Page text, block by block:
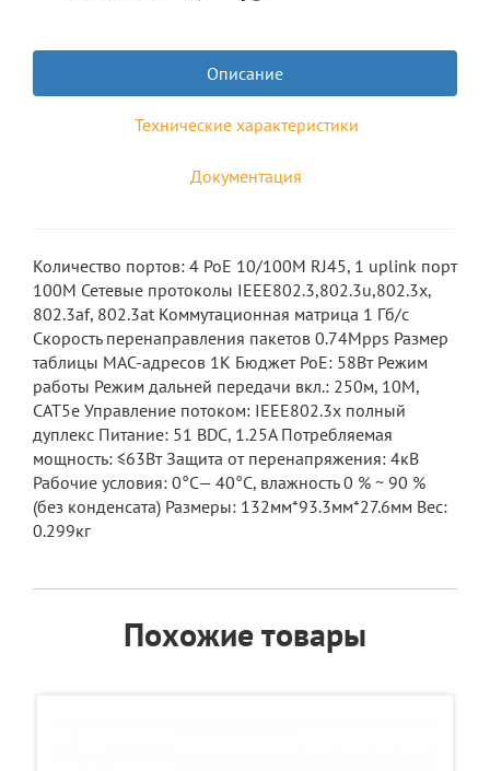
Описание
Технические характеристики
Документация
Количество портов: 4 PoE 10/100M RJ45, 1 uplink порт
100М Сетевые протоколы IEEE802.3,802.3u,802.3x,
802.3af, 802.3at Коммутационная матрица 1 Гб/с
Скорость перенаправления пакетов 0.74Mpps Размер
таблицы MAC-адресов 1К Бюджет PoE: 58Вт Режим
работы Режим дальней передачи вкл.: 250м, 10М,
CAT5e Управление потоком: IEEE802.3x полный
дуплекс Питание: 51 ВDC, 1.25A Потребляемая
мощность: ≤63Вт Защита от перенапряжения: 4кВ
Рабочие условия: 0°C— 40°C, влажность 0 % ~ 90 %
(без конденсата) Размеры: 132мм*93.3мм*27.6мм Вес:
0.299кг
Похожие товары